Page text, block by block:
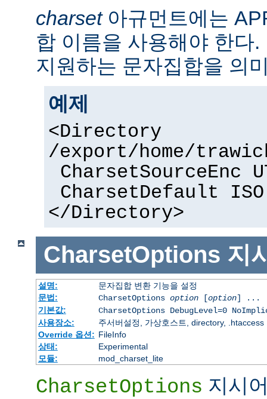
charset아규먼트에는
합 이름을 사용해야 한다
지원하는 문자집합을 의
예제
<Directory
/export/home/
CharsetSourceEnc
CharsetDefault
</Directory>
CharsetOptions 지
설명:
문자집합 변환 기능을 설정
문법:
CharsetOptions option[option] ...
기본값:
CharsetOptions DebugLevel=0
사용장소:
주서버설정, 가상호스트, directory, .htaccess
Override 옵션: FileInfo
상태:
Experimental
모듈:
mod_charset_lite
CharsetOptions 지시